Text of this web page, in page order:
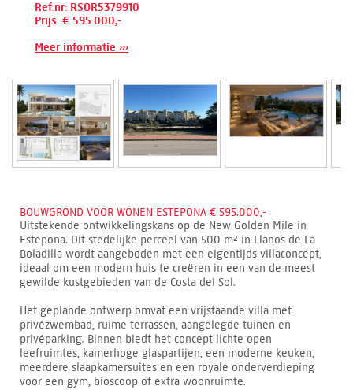
Ref.nr: RSOR5379910
Prijs: € 595.000,-
Meer informatie ›››
BOUWGROND VOOR WONEN ESTEPONA € 595.000,-
Uitstekende ontwikkelingskans op de New Golden Mile in
Estepona. Dit stedelijke perceel van 500 m² in Llanos de La
Boladilla wordt aangeboden met een eigentijds villaconcept,
ideaal om een modern huis te creëren in een van de meest
gewilde kustgebieden van de Costa del Sol.
Het geplande ontwerp omvat een vrijstaande villa met
privézwembad, ruime terrassen, aangelegde tuinen en
privéparking. Binnen biedt het concept lichte open
leefruimtes, kamerhoge glaspartijen, een moderne keuken,
meerdere slaapkamersuites en een royale onderverdieping
voor een gym, bioscoop of extra woonruimte.